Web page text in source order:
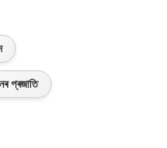
প্ৰজাতি